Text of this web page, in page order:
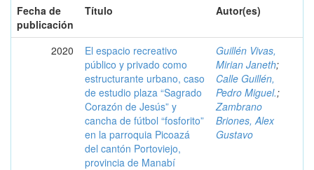
Fecha de
publicación
Título Autor(es)
2020
El espacio recreativo
público y privado como
estructurante urbano, caso
de estudio plaza “Sagrado
Corazón de Jesús” y
cancha de fútbol “fosforito”
en la parroquia Picoazá
del cantón Portoviejo,
provincia de Manabí
Guillén Vivas,
Mirian Janeth;
Calle Guillén,
Pedro Miguel.;
Zambrano
Briones, Alex
Gustavo